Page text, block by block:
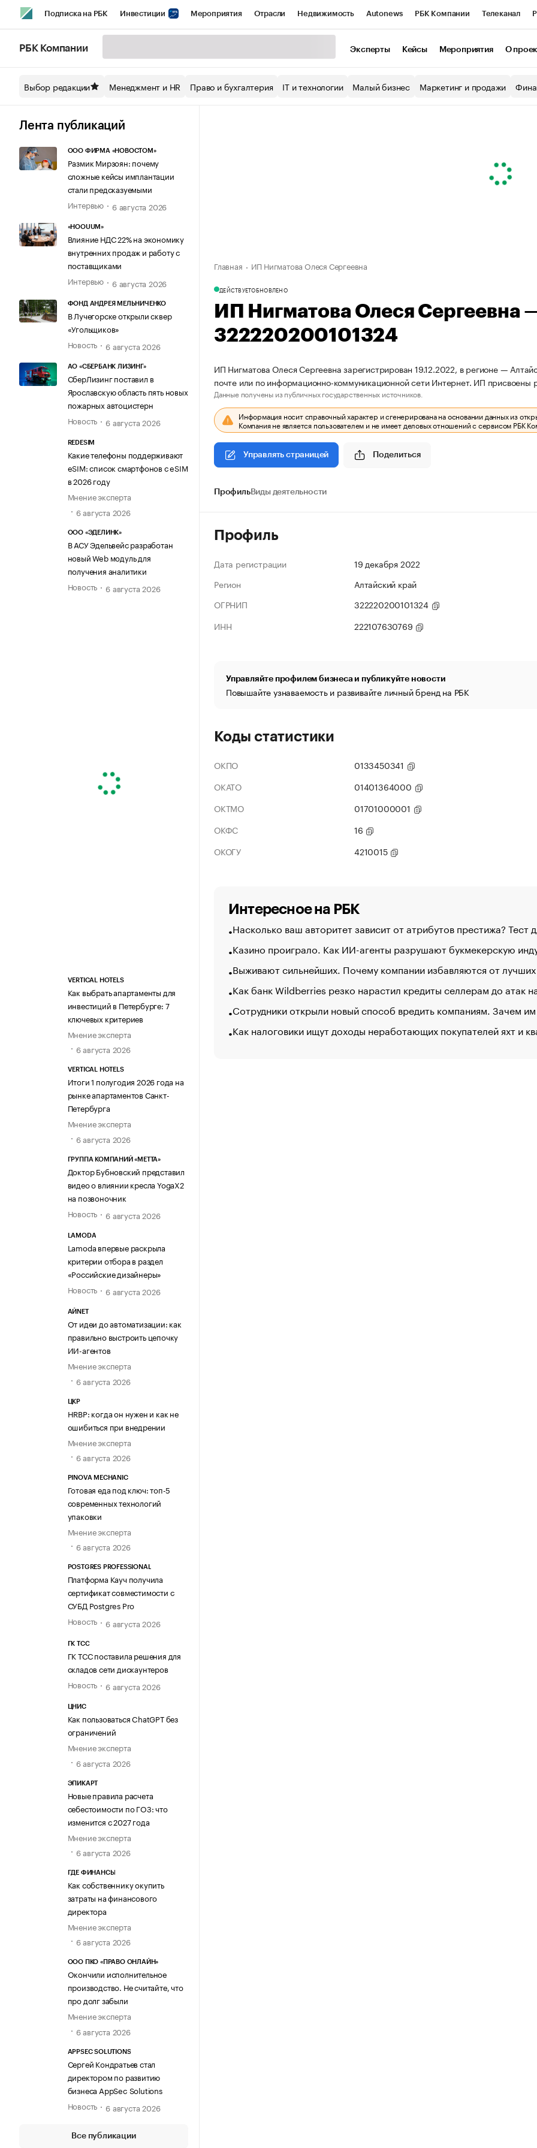
Подписка на РБК Инвестиции Мероприятия Отрасли Недвижимость Autonews РБК Компании Телеканал
Спецпроекты СПб Конференции СПб Спецпроекты Экономика Бизнес
Технологии и медиа
РБК Компании Эксперты Кейсы Мероприятия О
Выбор редакции Менеджмент и HR Право и бухгалтерия IT и технологии Малый бизнес Маркетинг и продажи
Лента публикаций
ООО ФИРМА «НОВОСТОМ»
Размик Мирзоян: почему
сложные кейсы имплантации
стали предсказуемыми
Интервью
6 августа 2026
«HOOUUM»
Влияние НДС 22% на экономику
внутренних продаж и работу с
поставщиками
Интервью
6 августа 2026
ФОНД АНДРЕЯ МЕЛЬНИЧЕНКО
В Лучегорске открыли сквер
«Угольщиков»
Новость
6 августа 2026
АО «СБЕРБАНК ЛИЗИНГ»
СберЛизинг поставил в
Ярославскую область пять новых
пожарных автоцистерн
Новость
6 августа 2026
REDESIM
Какие телефоны поддерживают
eSIM: список смартфонов с eSIM
в 2026 году
Мнение эксперта
6 августа 2026
ООО «ЭДЕЛИНК»
В АСУ Эдельвейс разработан
новый Web модуль для
получения аналитики
Новость
6 августа 2026
VERTICAL HOTELS
Как выбрать апартаменты для
инвестиций в Петербурге: 7
ключевых критериев
Мнение эксперта
6 августа 2026
VERTICAL HOTELS
Итоги 1 полугодия 2026 года на
рынке апартаментов Санкт-
Петербурга
Мнение эксперта
6 августа 2026
ГРУППА КОМПАНИЙ «МЕТТА»
Доктор Бубновский представил
видео о влиянии кресла YogaX2
на позвоночник
Новость
6 августа 2026
LAMODA
Lamoda впервые раскрыла
критерии отбора в раздел
«Российские дизайнеры»
Новость
6 августа 2026
АЙNET
От идеи до автоматизации: как
правильно выстроить цепочку
ИИ-агентов
Мнение эксперта
6 августа 2026
ЦКР
HRBP: когда он нужен и как не
ошибиться при внедрении
Мнение эксперта
6 августа 2026
PINOVA MECHANIC
Готовая еда под ключ: топ-5
современных технологий
упаковки
Мнение эксперта
6 августа 2026
POSTGRES PROFESSIONAL
Платформа Кауч получила
сертификат совместимости с
СУБД Postgres Pro
Новость
6 августа 2026
ГК ТСС
ГК ТСС поставила решения для
складов сети дискаунтеров
Новость
6 августа 2026
ЦНИС
Как пользоваться ChatGPT без
ограничений
Мнение эксперта
6 августа 2026
ЭПИКАРТ
Новые правила расчета
себестоимости по ГОЗ: что
изменится с 2027 года
Мнение эксперта
6 августа 2026
ГДЕ ФИНАНСЫ
Как собственнику окупить
затраты на финансового
директора
Мнение эксперта
6 августа 2026
ООО ПКО «ПРАВО ОНЛАЙН»
Окончили исполнительное
производство. Не считайте, что
про долг забыли
Мнение эксперта
6 августа 2026
APPSEC SOLUTIONS
Сергей Кондратьев стал
директором по развитию
бизнеса AppSec Solutions
Новость
6 августа 2026
Все публикации
Главная ИП Нигматова Олеся Сергеевна
ДЕЙСТВУЕТОБНОВЛЕНО
ИП Нигматова Олеся
322220200101324
ИП Нигматова Олеся Сергеевна зарегистрирован 19.12.2022, в регионе —
почте или по информационно-коммуникационной сети Интернет. ИП
Данные получены из публичных государственных источников.
Информация носит справочный характер и сгенерирована на основании данных из
Компания не является пользователем и не имеет деловых отношений с сервисом РБК
Управлять страницей Поделиться
ПрофильВиды деятельности
Профиль
Дата регистрации
19 декабря 2022
Регион
Алтайский край
ОГРНИП
322220200101324
ИНН
222107630769
Управляйте профилем бизнеса и публикуйте новости
Повышайте узнаваемость и развивайте личный бренд на РБК
Коды статистики
ОКПО
0133450341
ОКАТО
01401364000
ОКТМО
01701000001
ОКФС
16
ОКОГУ
4210015
Интересное на РБК
Насколько ваш авторитет зависит от атрибутов престижа? Тест
Казино проиграло. Как ИИ-агенты разрушают букмекерскую
Выживают сильнейших. Почему компании избавляются от лучших
Как банк Wildberries резко нарастил кредиты селлерам до атак
Сотрудники открыли новый способ вредить компаниям. Зачем
Как налоговики ищут доходы неработающих покупателей яхт и